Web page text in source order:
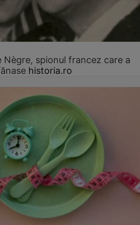
Nègre, spionul francez care a
historia.ro